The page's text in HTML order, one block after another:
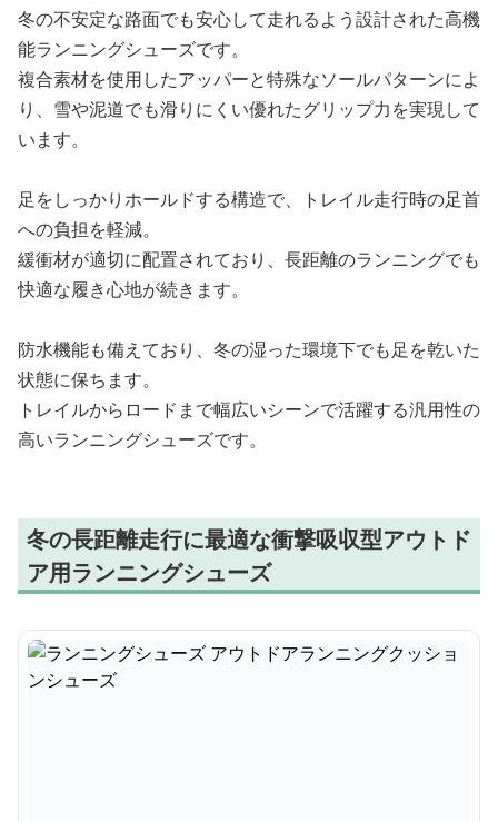
冬の不安定な路面でも安心して走れるよう設計された高機
能ランニングシューズです。
複合素材を使用したアッパーと特殊なソールパターンによ
り、雪や泥道でも滑りにくい優れたグリップ力を実現して
います。
足をしっかりホールドする構造で、トレイル走行時の足首
への負担を軽減。
緩衝材が適切に配置されており、長距離のランニングでも
快適な履き心地が続きます。
防水機能も備えており、冬の湿った環境下でも足を乾いた
状態に保ちます。
トレイルからロードまで幅広いシーンで活躍する汎用性の
高いランニングシューズです。
冬の長距離走行に最適な衝撃吸収型アウトド
ア用ランニングシューズ